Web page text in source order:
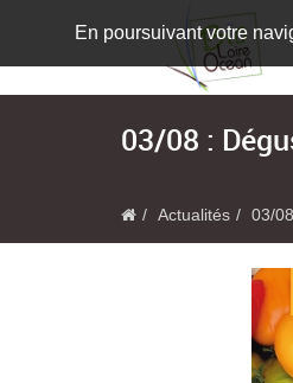
03/08 :
Actualités 03/
En poursuivant votre